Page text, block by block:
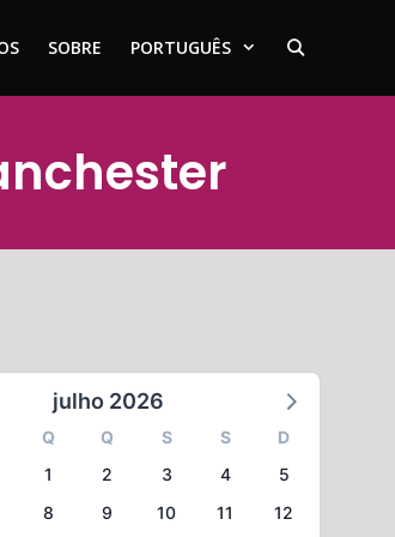
SOBRE PORTUGUÊS
julho 2026
Q Q S S
D
1
2 3 4
5
8 9 10 11
12